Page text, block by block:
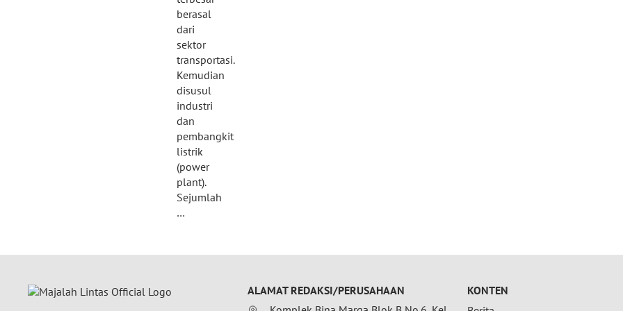
berasal
dari
sektor
transportasi.
Kemudian
disusul
industri
dan
pembangkit
listrik
(power
plant).
Sejumlah
…
ALAMAT REDAKSI/PERUSAHAAN
KONTEN